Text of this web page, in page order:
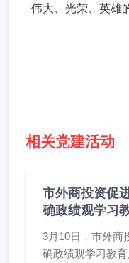
伟大、光荣、英雄
相关党建活动
市外商投资促
确政绩观学习
3月10日，市外商
确政绩观学习教